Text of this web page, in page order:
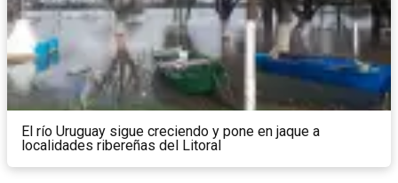
El río Uruguay sigue creciendo y pone en jaque a
localidades ribereñas del Litoral